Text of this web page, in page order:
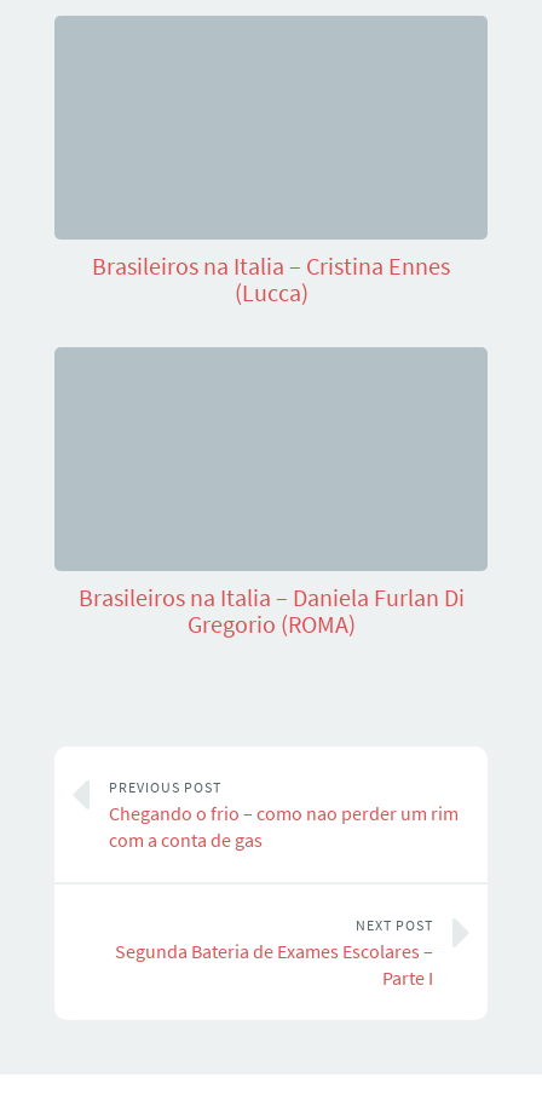
Brasileiros na Italia – Cristina Ennes
(Lucca)
Brasileiros na Italia – Daniela Furlan Di
Gregorio (ROMA)
PREVIOUS POST
Chegando o frio – como nao perder um rim
com a conta de gas
NEXT POST
Segunda Bateria de Exames Escolares –
Parte I